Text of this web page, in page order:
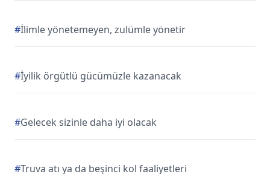
#İlimle yönetemeyen, zulümle yönetir
#İyilik örgütlü gücümüzle kazanacak
#Gelecek sizinle daha iyi olacak
#Truva atı ya da beşinci kol faaliyetleri